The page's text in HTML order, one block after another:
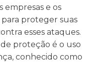
empresas e os
proteger suas
esses ataques.
proteção é o uso
conhecido como